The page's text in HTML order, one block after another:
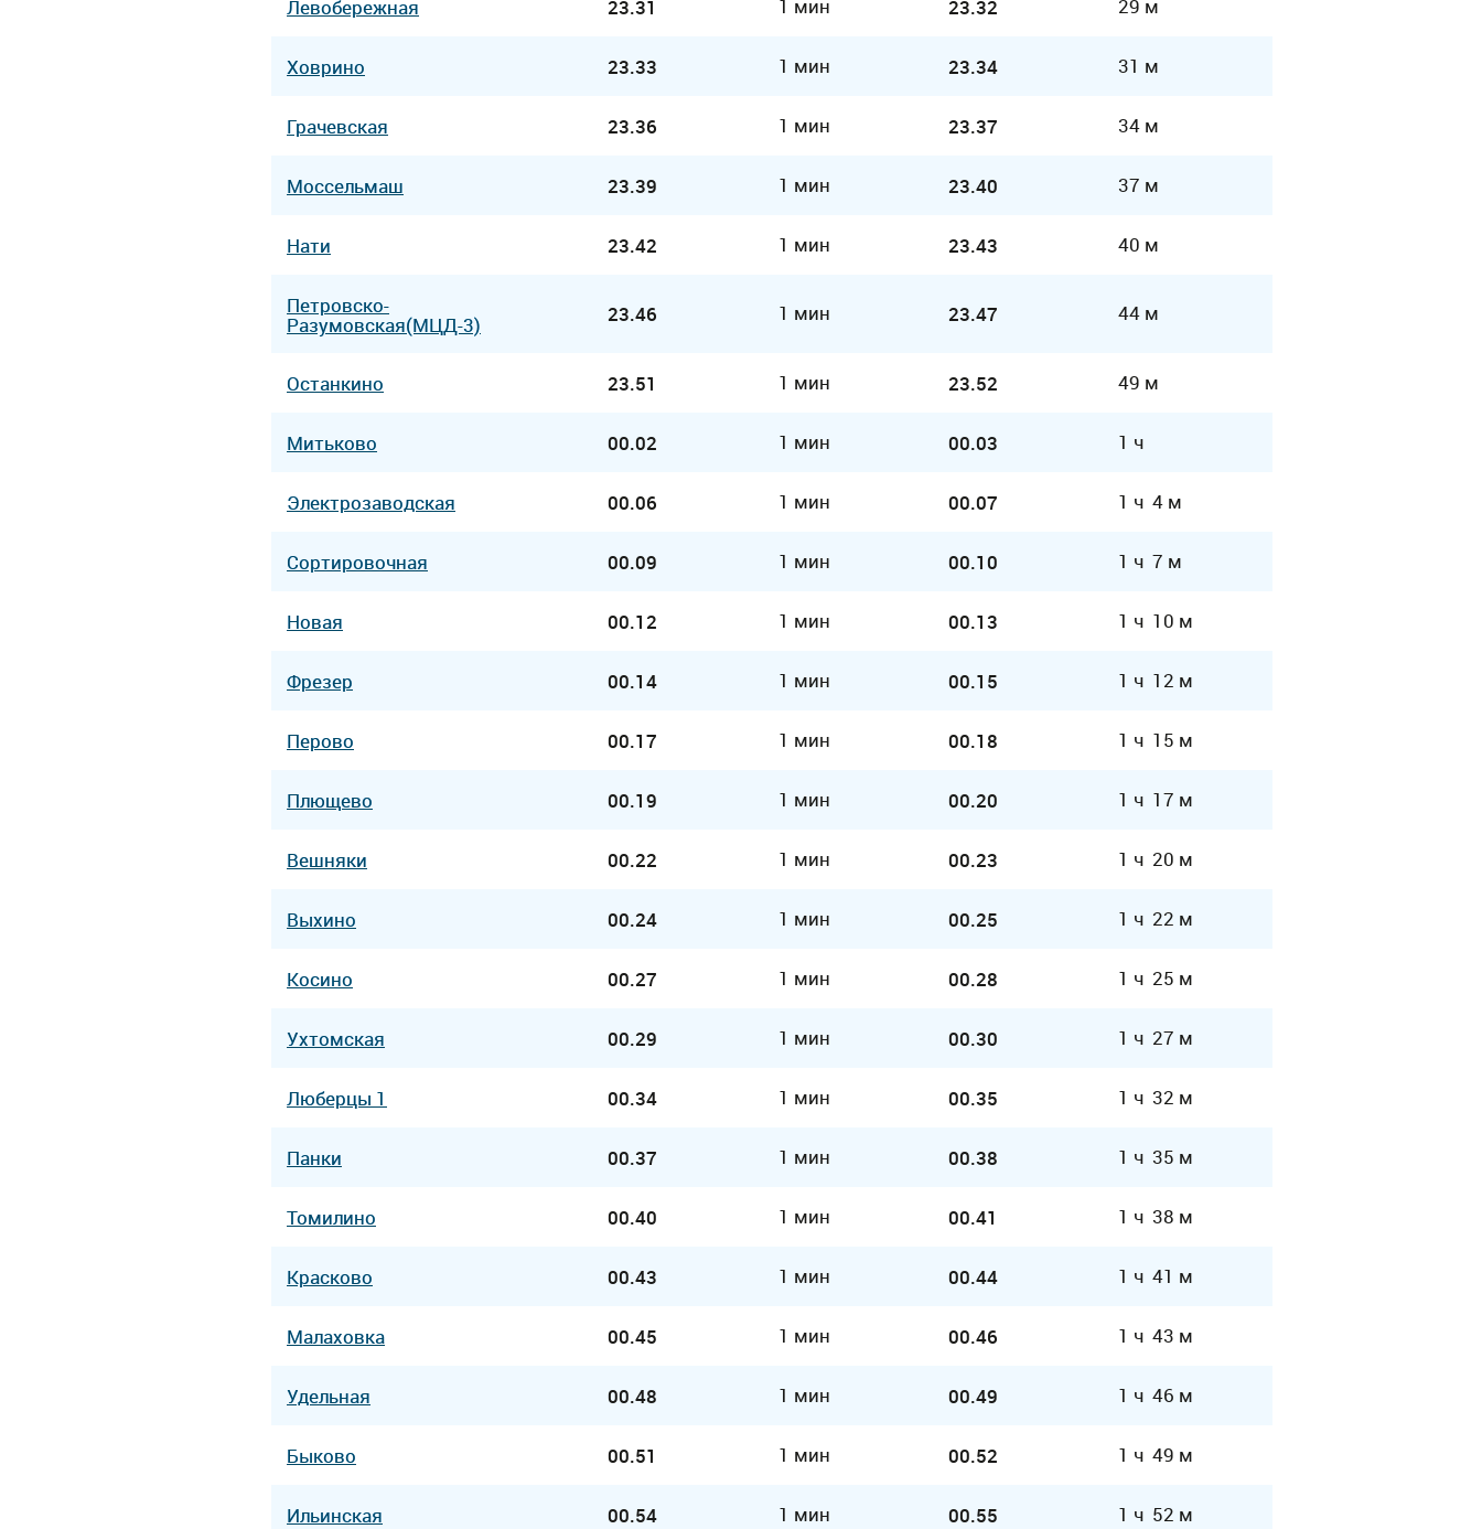
Левобережная 23.31 1 мин 23.32 29 м
Ховрино 23.33 1 мин 23.34 31 м
Грачевская 23.36 1 мин 23.37 34 м
Моссельмаш 23.39 1 мин 23.40 37 м
Нати 23.42 1 мин 23.43 40 м
Петровско-
Разумовская(МЦД-3) 23.46 1 мин 23.47 44 м
Останкино 23.51 1 мин 23.52 49 м
Митьково 00.02 1 мин 00.03 1 ч
Электрозаводская 00.06 1 мин 00.07 1 ч 4 м
Сортировочная 00.09 1 мин 00.10 1 ч 7 м
Новая 00.12 1 мин 00.13 1 ч 10 м
Фрезер 00.14 1 мин 00.15 1 ч 12 м
Перово 00.17 1 мин 00.18 1 ч 15 м
Плющево 00.19 1 мин 00.20 1 ч 17 м
Вешняки 00.22 1 мин 00.23 1 ч 20 м
Выхино 00.24 1 мин 00.25 1 ч 22 м
Косино 00.27 1 мин 00.28 1 ч 25 м
Ухтомская 00.29 1 мин 00.30 1 ч 27 м
Люберцы 1 00.34 1 мин 00.35 1 ч 32 м
Панки 00.37 1 мин 00.38 1 ч 35 м
Томилино 00.40 1 мин 00.41 1 ч 38 м
Красково 00.43 1 мин 00.44 1 ч 41 м
Малаховка 00.45 1 мин 00.46 1 ч 43 м
Удельная 00.48 1 мин 00.49 1 ч 46 м
Быково 00.51 1 мин 00.52 1 ч 49 м
Ильинская 00.54 1 мин 00.55 1 ч 52 м